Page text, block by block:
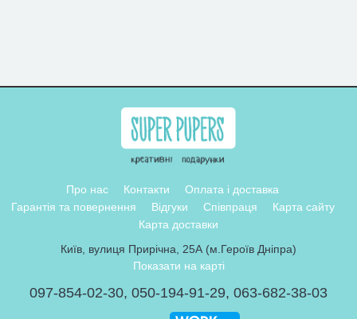
Про нас Контакти
Оплата і доставка
Гарантія та повернення
Відгуки Співпраця
Карта сайту
Карта доставки
Київ, вулиця Прирічна, 25А (м.Героїв Дніпра)
Показати на карті
097-854-02-30, 050-194-91-29, 063-682-38-03